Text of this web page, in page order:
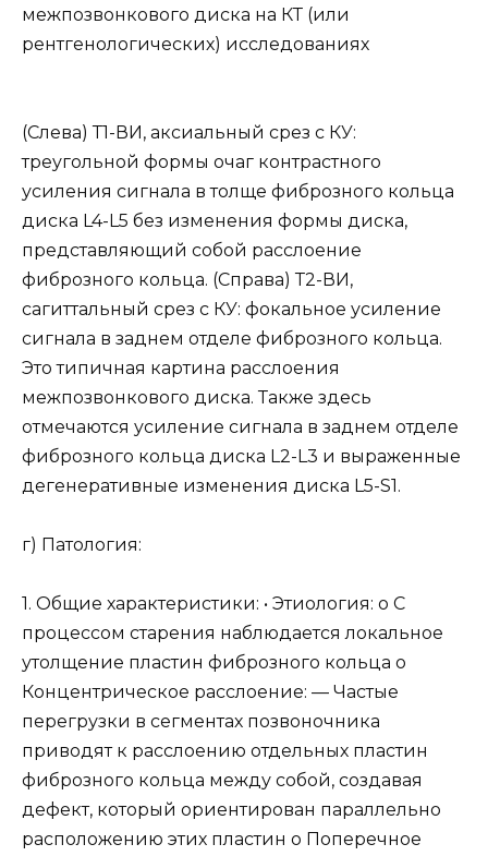
межпозвонкового диска на КТ (или
рентгенологических) исследованиях
(Слева) Т1-ВИ, аксиальный срез с КУ:
треугольной формы очаг контрастного
усиления сигнала в толще фиброзного кольца
диска L4-L5 без изменения формы диска,
представляющий собой расслоение
фиброзного кольца. (Справа) Т2-ВИ,
сагиттальный срез с КУ: фокальное усиление
сигнала в заднем отделе фиброзного кольца.
Это типичная картина расслоения
межпозвонкового диска. Также здесь
отмечаются усиление сигнала в заднем отделе
фиброзного кольца диска L2-L3 и выраженные
дегенеративные изменения диска L5-S1.
г) Патология:
1. Общие характеристики: • Этиология: о С
процессом старения наблюдается локальное
утолщение пластин фиброзного кольца о
Концентрическое расслоение: — Частые
перегрузки в сегментах позвоночника
приводят к расслоению отдельных пластин
фиброзного кольца между собой, создавая
дефект, который ориентирован параллельно
расположению этих пластин о Поперечное